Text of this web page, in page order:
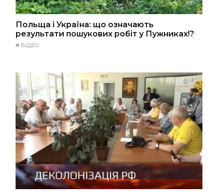
Польща і Україна: що означають
результати пошукових робіт у Пужниках!?
# ВІДЕО